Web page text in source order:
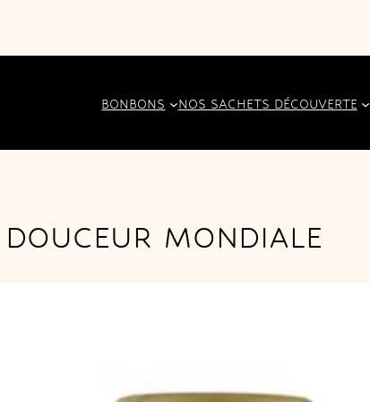
BONBONS NOS SACHETS DÉCOUVERTE
MONDIALE